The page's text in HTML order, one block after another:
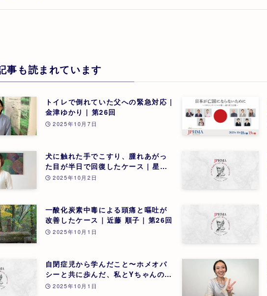
事も読まれています
トイレで倒れていた父への緊急対応 |
金津ゆかり | 第26回
2025年10月7日
犬に触れた手でこすり、腫れあがっ
た目が半日で回復したケース | 星野
光子 | 第26回
2025年10月2日
一酸化炭素中毒による頭痛と嘔吐が
改善したケース | 近藤 順子 | 第26回
2025年10月1日
自閉症児から学んだこと〜ホメオパ
シーと共に歩んだ、私とYちゃんの1
年〜 | 木村知佐 | 第26回
2025年10月1日